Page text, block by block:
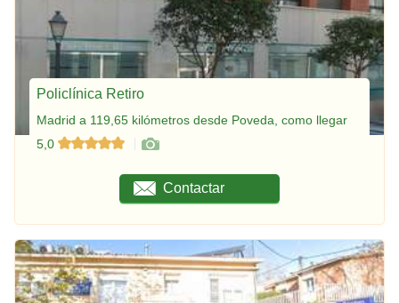
Policlínica Retiro
Madrid a 119,65 kilómetros desde Poveda, como llegar
5,0
Contactar